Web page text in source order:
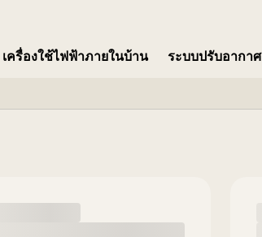
เครื่องใช้ไฟฟ้าภายในบ้าน ระบบปรับอากาศ